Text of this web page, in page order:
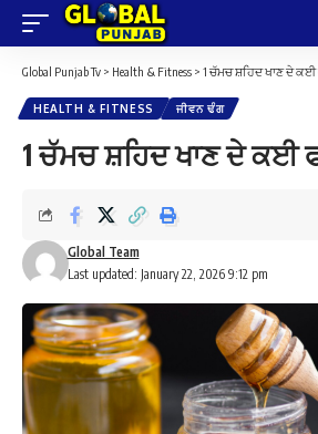
Global Punjab Tv > Health & Fitness > 1 ਚੱਮਚ ਸ਼ਹਿਦ ਖਾਣ ਦੇ
HEALTH & FITNESS ਜੀਵਨ ਢੰਗ
1 ਚੱਮਚ ਸ਼ਹਿਦ ਖਾਣ ਦੇ ਕਈ
Last updated: January 22, 2026 9:12 pm
Global Team